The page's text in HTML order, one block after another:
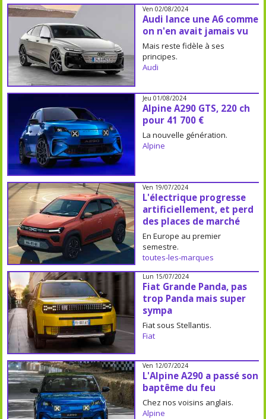
Ven 02/08/2024
Audi lance une A6 comme
on n'en avait jamais vu
Mais reste fidèle à ses
principes.
Audi
Jeu 01/08/2024
Alpine A290 GTS, 220 ch
pour 41 700 €
La nouvelle génération.
Alpine
Ven 19/07/2024
L'électrique progresse
artificiellement, et perd
des places de marché
En Europe au premier
semestre.
toutes-les-marques
Lun 15/07/2024
Fiat Grande Panda, pas
trop Panda mais super
sympa
Fiat sous Stellantis.
Fiat
Ven 12/07/2024
L'Alpine A290 a passé son
baptême du feu
Chez nos voisins anglais.
Alpine